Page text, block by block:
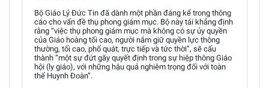
Bộ Giáo Lý Đức Tin đã dành một phần đáng kể trong thông
cáo cho vấn đề thụ phong giám mục. Bộ này tái khẳng định
rằng “việc thụ phong giám mục mà không có sự ủy quyền
của Giáo hoàng tối cao, người nắm giữ quyền lực thông
thường, tối cao, phổ quát, trực tiếp và tức thời”, sẽ cấu
thành “một sự đứt gãy quyết định trong sự hiệp thông Giáo
hội (ly giáo), với những hậu quả nghiêm trọng đối với toàn
thể Huynh Đoàn”.